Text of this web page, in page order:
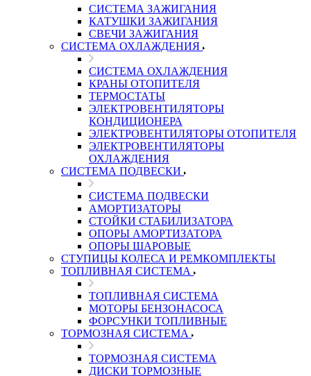
СИСТЕМА ЗАЖИГАНИЯ
КАТУШКИ ЗАЖИГАНИЯ
СВЕЧИ ЗАЖИГАНИЯ
СИСТЕМА ОХЛАЖДЕНИЯ
СИСТЕМА ОХЛАЖДЕНИЯ
КРАНЫ ОТОПИТЕЛЯ
ТЕРМОСТАТЫ
ЭЛЕКТРОВЕНТИЛЯТОРЫ
КОНДИЦИОНЕРА
ЭЛЕКТРОВЕНТИЛЯТОРЫ ОТОПИТЕЛЯ
ЭЛЕКТРОВЕНТИЛЯТОРЫ
ОХЛАЖДЕНИЯ
СИСТЕМА ПОДВЕСКИ
СИСТЕМА ПОДВЕСКИ
АМОРТИЗАТОРЫ
СТОЙКИ СТАБИЛИЗАТОРА
ОПОРЫ АМОРТИЗАТОРА
ОПОРЫ ШАРОВЫЕ
СТУПИЦЫ КОЛЕСА И РЕМКОМПЛЕКТЫ
ТОПЛИВНАЯ СИСТЕМА
ТОПЛИВНАЯ СИСТЕМА
МОТОРЫ БЕНЗОНАСОСА
ФОРСУНКИ ТОПЛИВНЫЕ
ТОРМОЗНАЯ СИСТЕМА
ТОРМОЗНАЯ СИСТЕМА
ДИСКИ ТОРМОЗНЫЕ